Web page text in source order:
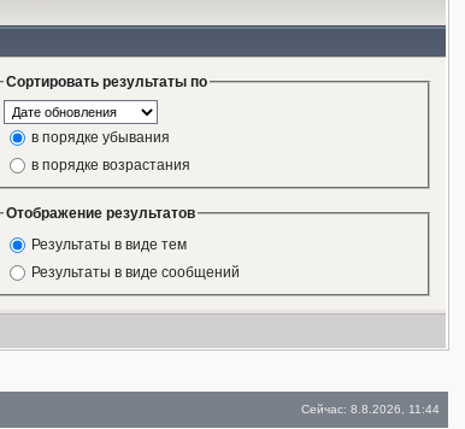
Сортировать результаты по
в порядке убывания
в порядке возрастания
Отображение результатов
Результаты в виде тем
Результаты в виде сообщений
Сейчас: 8.8.2026, 11:44